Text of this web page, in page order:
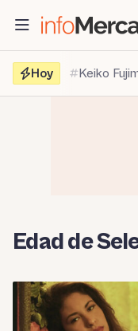
contenido
Hoy
Keiko
Edad de